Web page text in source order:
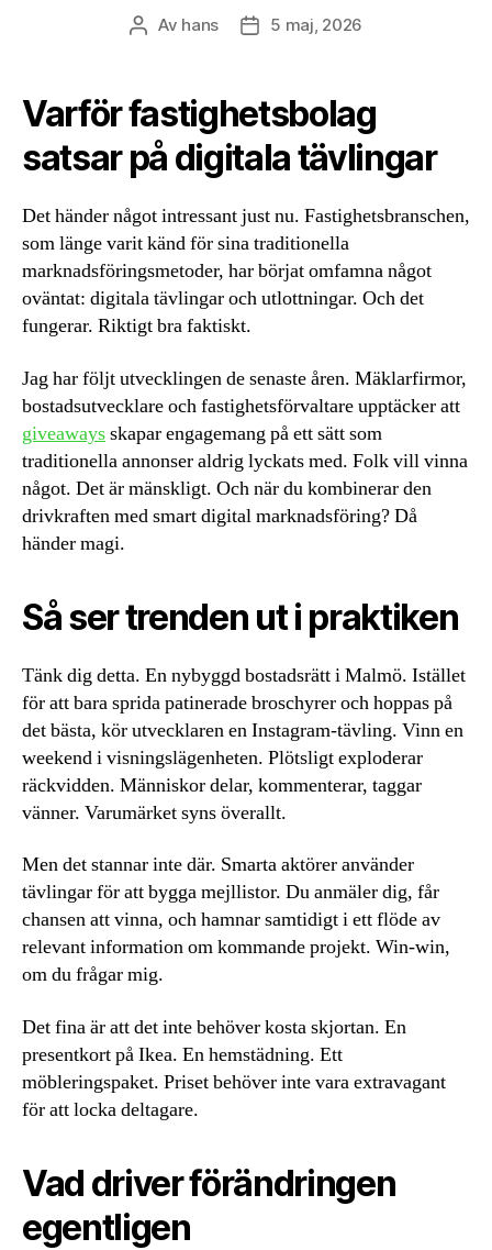
Inläggsförfattare
Av hans Inläggsdatum
5 maj, 2026
Varför fastighetsbolag
satsar på digitala tävlingar
Det händer något intressant just nu. Fastighetsbranschen,
som länge varit känd för sina traditionella
marknadsföringsmetoder, har börjat omfamna något
oväntat: digitala tävlingar och utlottningar. Och det
fungerar. Riktigt bra faktiskt.
Jag har följt utvecklingen de senaste åren. Mäklarfirmor,
bostadsutvecklare och fastighetsförvaltare upptäcker att
giveawaysskapar engagemang på ett sätt som
traditionella annonser aldrig lyckats med. Folk vill vinna
något. Det är mänskligt. Och när du kombinerar den
drivkraften med smart digital marknadsföring? Då
händer magi.
Så ser trenden ut i praktiken
Tänk dig detta. En nybyggd bostadsrätt i Malmö. Istället
för att bara sprida patinerade broschyrer och hoppas på
det bästa, kör utvecklaren en Instagram-tävling. Vinn en
weekend i visningslägenheten. Plötsligt exploderar
räckvidden. Människor delar, kommenterar, taggar
vänner. Varumärket syns överallt.
Men det stannar inte där. Smarta aktörer använder
tävlingar för att bygga mejllistor. Du anmäler dig, får
chansen att vinna, och hamnar samtidigt i ett flöde av
relevant information om kommande projekt. Win-win,
om du frågar mig.
Det fina är att det inte behöver kosta skjortan. En
presentkort på Ikea. En hemstädning. Ett
möbleringspaket. Priset behöver inte vara extravagant
för att locka deltagare.
Vad driver förändringen
egentligen